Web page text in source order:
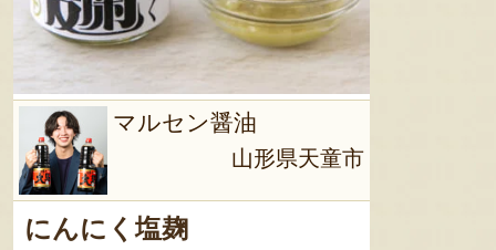
マルセン醤油
山形県天童市
にんにく塩麹